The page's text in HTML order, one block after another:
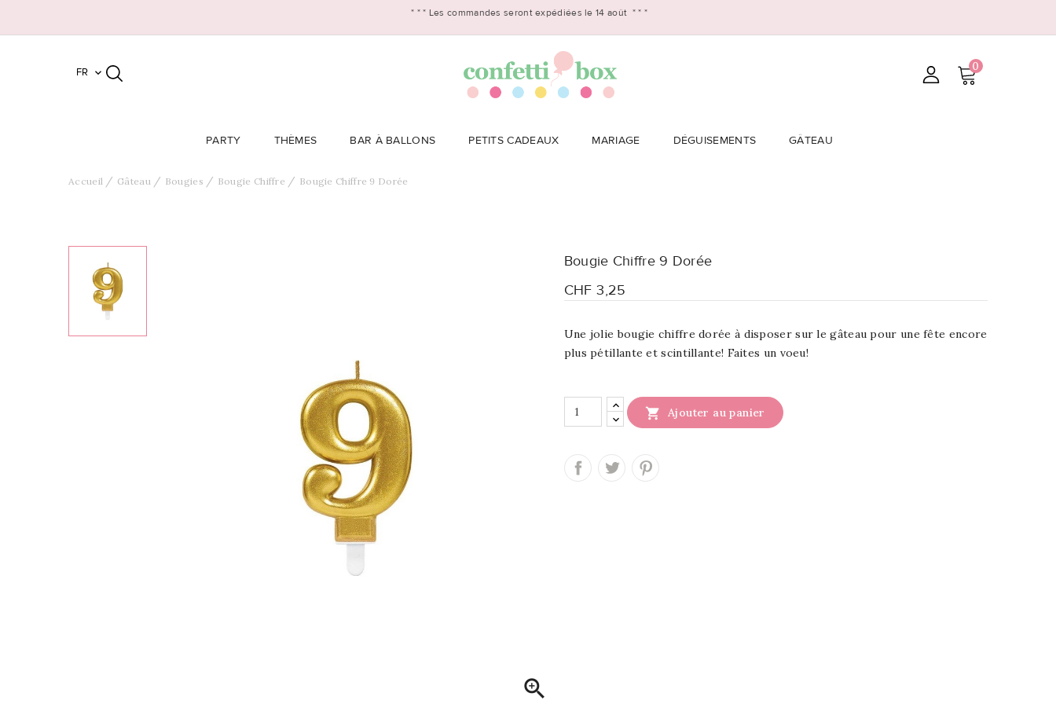
* * * Les commandes seront expédiées le 14 août * * *
FR  0
PARTY THÈMES BAR À BALLONS PETITS CADEAUX MARIAGE DÉGUISEMENTS GÂTEAU
Accueil Gâteau Bougies Bougie Chiffre Bougie Chiffre 9 Dorée

Bougie Chiffre 9 Dorée
CHF 3,25
Une jolie bougie chiffre dorée à disposer sur le gâteau pour une fête encore
plus pétillante et scintillante! Faites un voeu!
 Ajouter au panier